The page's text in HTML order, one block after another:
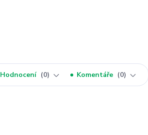
Hodnocení 0 Komentáře 0